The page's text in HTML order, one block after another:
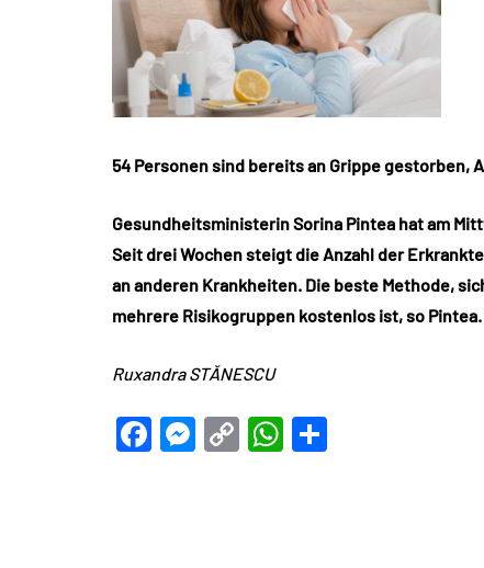
54 Personen sind bereits an Grippe gestorben,
Gesundheitsministerin Sorina Pintea hat am
Seit drei Wochen steigt die Anzahl der
an anderen Krankheiten. Die beste Methode,
mehrere Risikogruppen kostenlos ist, so Pintea.
Ruxandra STĂNESCU
Facebook
Messenger
CopyWhatsApp